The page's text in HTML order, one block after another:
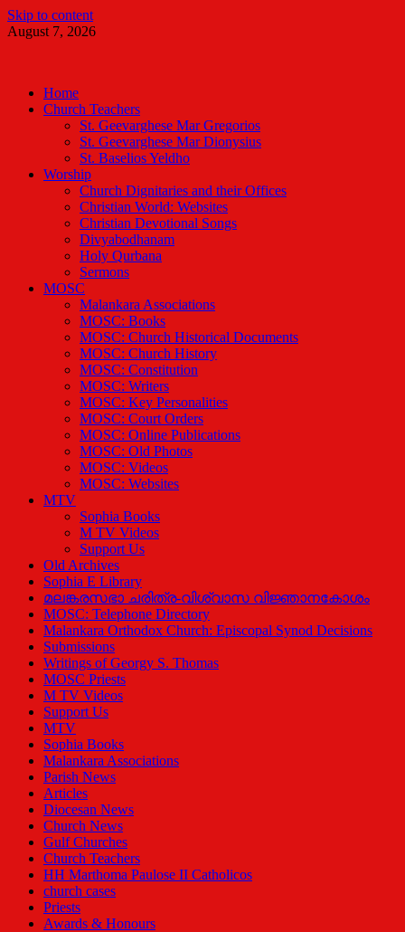
Skip to content
August 7, 2026
Home
Church Teachers
St. Geevarghese Mar Gregorios
St. Geevarghese Mar Dionysius
St. Baselios Yeldho
Worship
Church Dignitaries and their Offices
Christian World: Websites
Christian Devotional Songs
Divyabodhanam
Holy Qurbana
Sermons
MOSC
Malankara Associations
MOSC: Books
MOSC: Church Historical Documents
MOSC: Church History
MOSC: Constitution
MOSC: Writers
MOSC: Key Personalities
MOSC: Court Orders
MOSC: Online Publications
MOSC: Old Photos
MOSC: Videos
MOSC: Websites
MTV
Sophia Books
M TV Videos
Support Us
Old Archives
Sophia E Library
മലങ്കരസഭാ ചരിത്ര-വിശ്വാസ വിജ്ഞാനകോശം
MOSC: Telephone Directory
Malankara Orthodox Church: Episcopal Synod Decisions
Submissions
Writings of Georgy S. Thomas
MOSC Priests
M TV Videos
Support Us
MTV
Sophia Books
Malankara Associations
Parish News
Articles
Diocesan News
Church News
Gulf Churches
Church Teachers
HH Marthoma Paulose II Catholicos
church cases
Priests
Awards & Honours